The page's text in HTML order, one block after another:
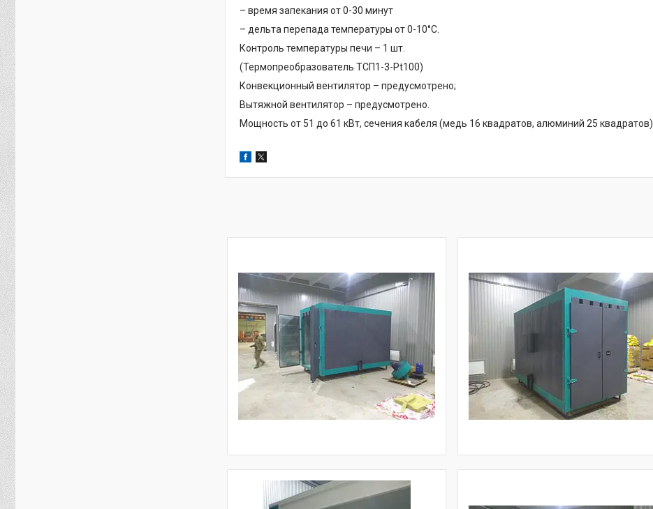
– время запекания от 0-30 минут
– дельта перепада температуры от 0-10°C.
Контроль температуры печи – 1 шт.
(Термопреобразователь ТСП1-3-Pt100)
Конвекционный вентилятор – предусмотрено;
Вытяжной вентилятор – предусмотрено.
Мощность от 51 до 61 кВт, сечения кабеля (медь 16 квадратов, алюминий 25 квадратов).